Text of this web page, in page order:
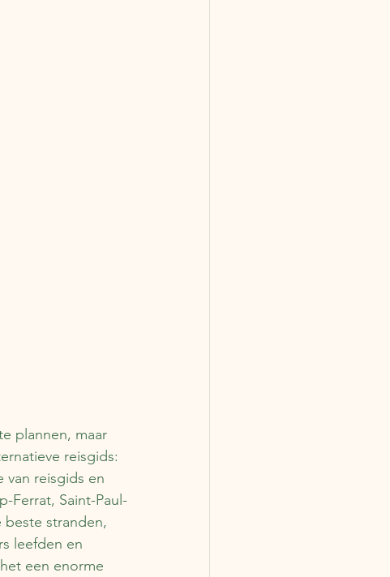
plannen, maar
reisgids:
van reisgids en
Ferrat, Saint-Paul-
beste stranden,
leefden en
een enorme